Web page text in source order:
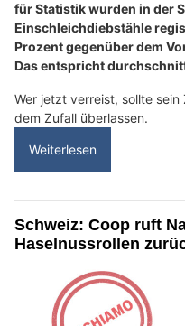
für Statistik wurden in der
Einschleichdiebstähle
Prozent gegenüber dem
Das entspricht
Wer jetzt verreist, sollte
dem Zufall überlassen.
Weiterlesen
Schweiz: Coop ruft
Haselnussrollen